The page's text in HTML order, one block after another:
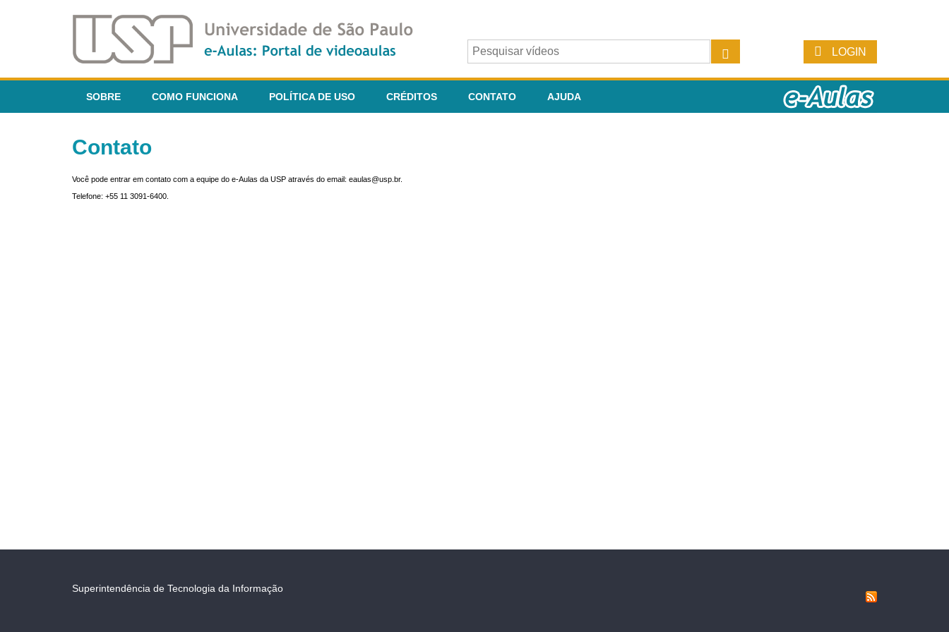
LOGIN
SOBRE COMO FUNCIONA POLÍTICA DE USO CRÉDITOS CONTATO AJUDA
Contato
Você pode entrar em contato com a equipe do e-Aulas da USP através do email: eaulas@usp.br.
Telefone: +55 11 3091-6400.
Superintendência de Tecnologia da Informação